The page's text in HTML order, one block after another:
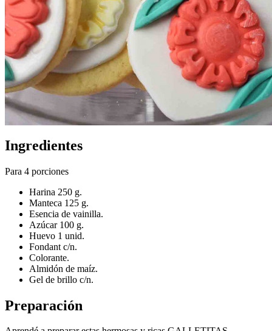
Ingredientes
Para 4 porciones
Harina 250 g.
Manteca 125 g.
Esencia de vainilla.
Azúcar 100 g.
Huevo 1 unid.
Fondant c/n.
Colorante.
Almidón de maíz.
Gel de brillo c/n.
Preparación